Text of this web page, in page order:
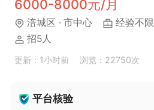
6000-8000元/月
涪城区 · 市中心 经验不限
招5人
更新：1小时前 浏览：22750次
平台核验